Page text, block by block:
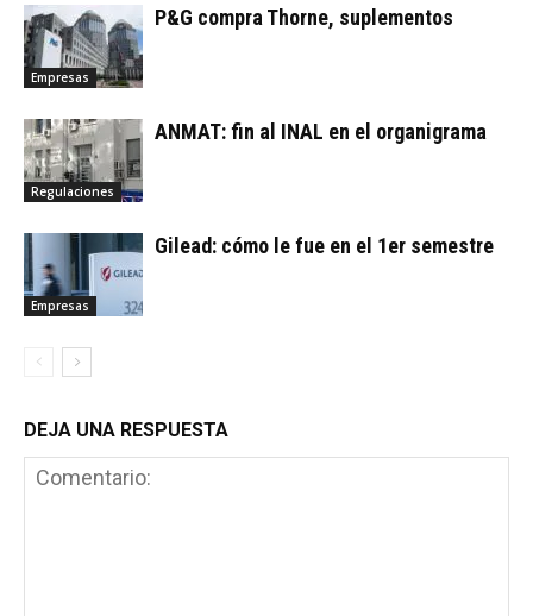
Empresas
P&G compra Thorne, suplementos
Regulaciones
ANMAT: fin al INAL en el organigrama
Empresas
Gilead: cómo le fue en el 1er semestre
DEJA UNA RESPUESTA